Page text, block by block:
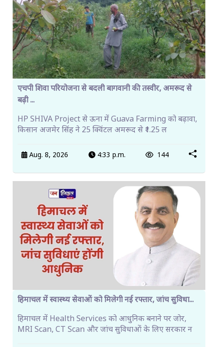
एचपी शिवा परियोजना से बदली बागवानी की तस्वीर, अमरूद से
बढ़ी ...
HP SHIVA Project से ऊना में Guava Farming को बढ़ावा,
किसान अजमेर सिंह ने 25 क्विंटल अमरूद से ₹1.25 ल
Aug. 8, 2026 4:33 p.m. 144
हिमाचल में स्वास्थ्य सेवाओं को मिलेगी नई रफ्तार, जांच सुविधा...
हिमाचल में Health Services को आधुनिक बनाने पर जोर,
MRI Scan, CT Scan और जांच सुविधाओं के लिए सरकार न